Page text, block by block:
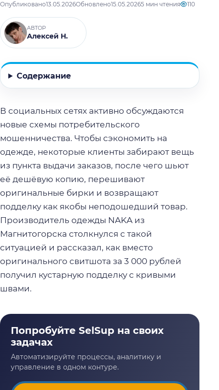
Опубликовано13.05.2026Обновлено15.05.20265 мин чтения 110
АВТОР
Алексей Н.
Содержание
В социальных сетях активно обсуждаются
новые схемы потребительского
мошенничества. Чтобы сэкономить на
одежде, некоторые клиенты забирают вещь
из пункта выдачи заказов, после чего шьют
её дешёвую копию, перешивают
оригинальные бирки и возвращают
подделку как якобы неподошедший товар.
Производитель одежды NAKA из
Магнитогорска столкнулся с такой
ситуацией и рассказал, как вместо
оригинального свитшота за 3 000 рублей
получил кустарную подделку с кривыми
швами.